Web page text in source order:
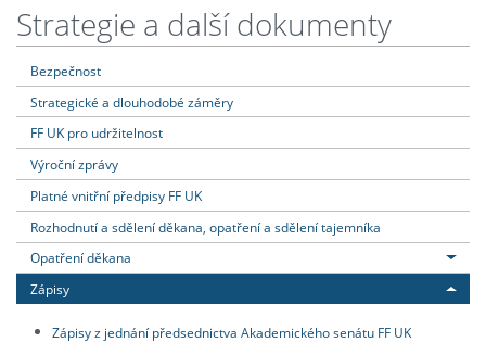
Strategie a další dokumenty
Bezpečnost
Strategické a dlouhodobé záměry
FF UK pro udržitelnost
Výroční zprávy
Platné vnitřní předpisy FF UK
Rozhodnutí a sdělení děkana, opatření a sdělení tajemníka
Opatření děkana
Zápisy
Zápisy z jednání předsednictva Akademického senátu FF UK